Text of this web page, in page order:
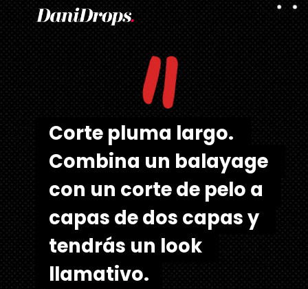
"
Corte pluma largo.
Combina un balayage
con un corte de pelo a
capas de dos capas y
tendrás un look
llamativo.
Corte pluma largo.
Combina un balayage
con un corte de pelo a
capas de dos capas y
tendrás un look